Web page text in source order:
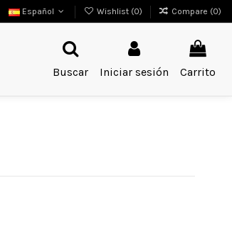
Español Wishlist (0) Compare (0)
Buscar
Iniciar sesión Carrito